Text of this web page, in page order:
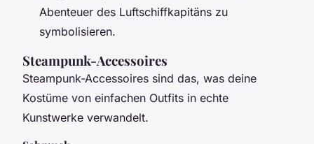
Abenteuer des Luftschiffkapitäns zu
symbolisieren.
Steampunk-Accessoires
Steampunk-Accessoires sind das, was deine
Kostüme von einfachen Outfits in echte
Kunstwerke verwandelt.